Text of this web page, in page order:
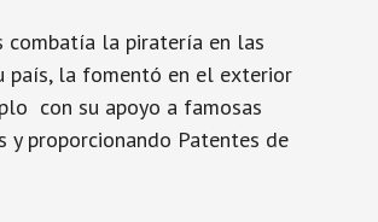
combatía la piratería en las
país, la fomentó en el exterior
con su apoyo a famosas
y proporcionando Patentes de